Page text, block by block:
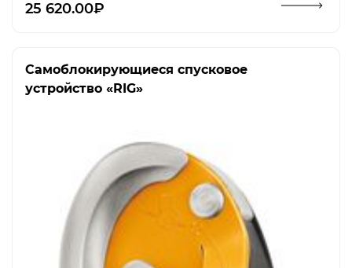
25 620.00₽
Самоблокирующиеся спусковое
устройство «RIG»